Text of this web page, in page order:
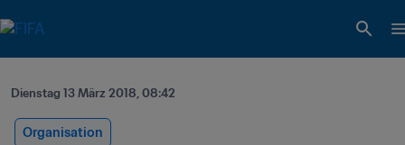
Dienstag 13 März 2018, 08:42
Organisation